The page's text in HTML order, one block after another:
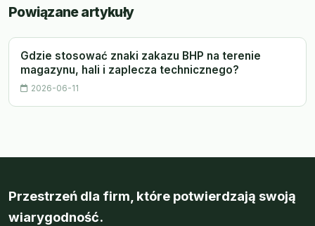
Powiązane artykuły
Gdzie stosować znaki zakazu BHP na terenie
magazynu, hali i zaplecza technicznego?
2026-06-11
Przestrzeń dla firm, które potwierdzają swoją
wiarygodność.